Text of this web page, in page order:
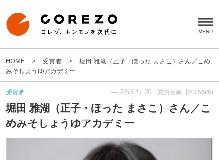
HOME 受賞者
堀田 雅湖（正子・ほった まさこ）さん／こめ
みそしょうゆアカデミー
受賞者 — 2016.11.20 (最終更新日 2025/9/6)
堀田 雅湖（正子・ほった まさこ）さん／こ
めみそしょうゆアカデミー